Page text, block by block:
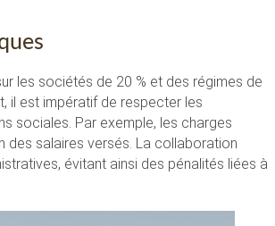
les sociétés de 20 % et des régimes de
il est impératif de respecter les
sociales. Par exemple, les charges
salaires versés. La collaboration
évitant ainsi des pénalités liées à